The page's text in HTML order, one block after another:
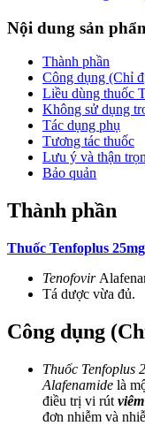
Nội dung sản
Thành phần
Công dụng (Chỉ
Liều dùng thuốc
Không sử dụng
Tác dụng phụ
Tương tác thuốc
Lưu ý và thận
Bảo quản
Thành phần
Thuốc Tenfoplus 25mg
Tenofovir
Tá dược vừa đủ.
Công dụng
Thuốc Tenfoplus
Alafenamide là
điều trị vi rút
đơn nhiễm và